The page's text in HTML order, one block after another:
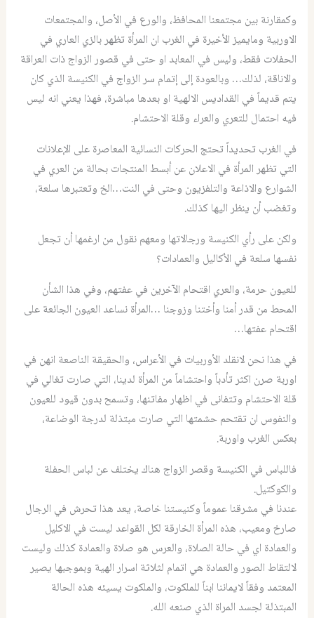
وكمقارنة بين مجتمعنا المحافظ، والورع في الأصل، والمجتمعات
الاوربية ومايميز الأخيرة في الغرب ان المرأة تظهر بالزي العاري في
الحفلات فقط، وليس في المعابد او حتى في قصور الزواج ذات العراقة
والاناقة، لذلك… وبالعودة إلى إتمام سر الزواج في الكنيسة الذي كان
يتم قديماً في القداديس الالهية او بعدها مباشرة، فهذا يعني انه ليس
فيه احتمال للتعري والعراء وقلة الاحتشام.
في الغرب تحديداً تحتج الحركات النسائية المعاصرة على الإعلانات
التي تظهر المرأة في الاعلان عن أبسط المنتجات بحالة من العري في
الشوارع والاذاعة والتلفزيون وحتى في النت…الخ وتعتبرها سلعة،
وتغضب أن ينظر اليها كذلك.
ولكن على رأي الكنيسة ورجالاتها ومعهم نقول من ارغمها أن تجعل
نفسها سلعة في الأكاليل والعمادات؟
للعيون حرمة، والعري اقتحام الآخرين في عفتهم، وفي هذا الشأن
المحط من قدر أمنا وأختنا وزوجنا …المرأة نساعد العيون الجائعة على
اقتحام عفتها…
في هذا نحن لانقلد الأوربيات في الأعراس، والحقيقة الناصعة انهن في
اوربة صرن اكثر تأدباً واحتشاماً من المرأة لدينا، التي صارت تغالي في
قلة الاحتشام وتتفانى في اظهار مفاتنها، وتسمح بدون قيود للعيون
والنفوس ان تقتحم حشمتها التي صارت مبتذلة لدرجة الوضاعة،
بعكس الغرب واوربة.
فاللباس في الكنيسة وقصر الزواج هناك يختلف عن لباس الحفلة
والكوكتيل.
عندنا في مشرقنا عموماً وكنيستنا خاصة، يعد هذا تحرش في الرجال
صارخ ومعيب، هذه المرأة الخارقة لكل القواعد ليست في الاكليل
والعمادة اي في حالة الصلاة، والعرس هو صلاة والعمادة كذلك وليست
لالتقاط الصور والعمادة هي اتمام لثلاثة اسرار الهية وبموجبها يصير
المعتمد وفقاً لايماننا ابناً للملكوت، والملكوت يسيئه هذه الحالة
المبتذلة لجسد المراة الذي صنعه الله.